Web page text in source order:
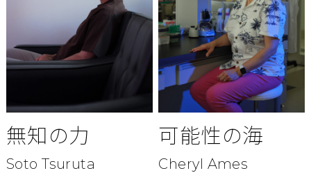
無知の力
Soto Tsuruta
可能性の海
Cheryl Ames